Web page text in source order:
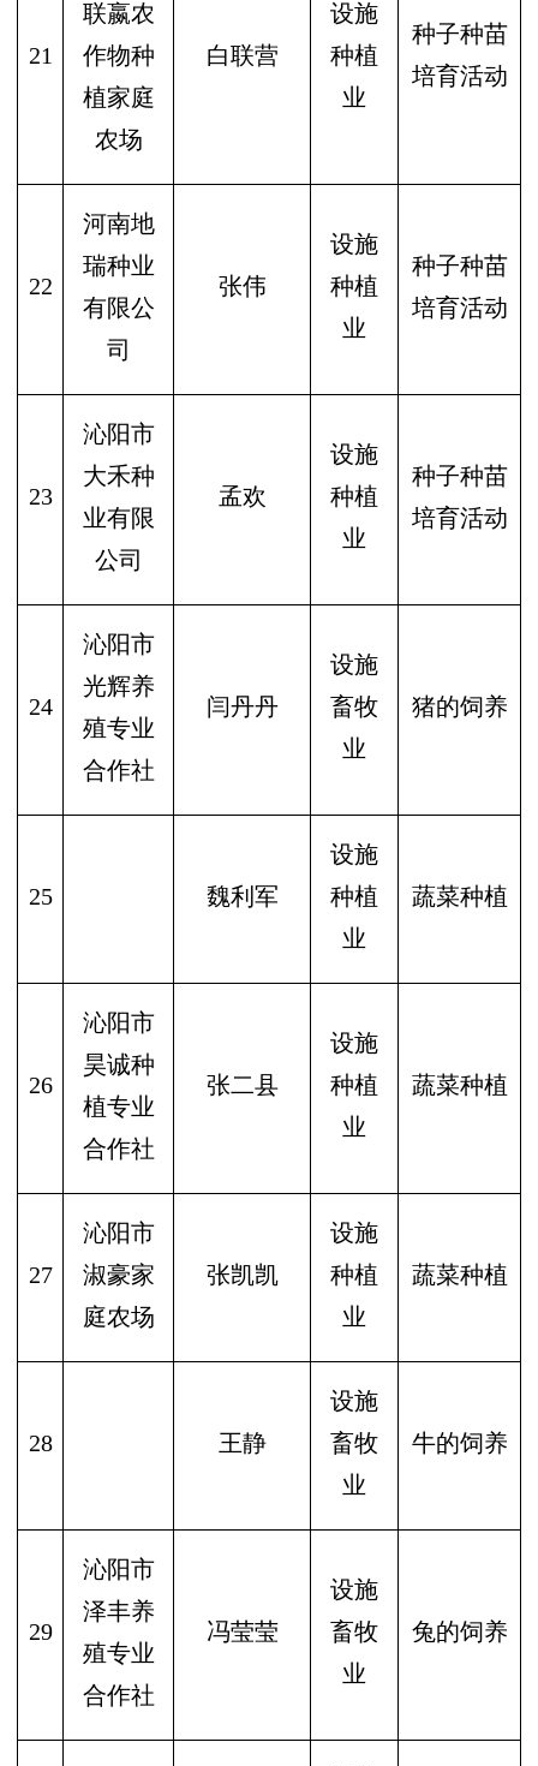
21
联嬴农
作物种
植家庭
农场
白联营
设施
种植
业
种子种苗
培育活动
22
河南地
瑞种业
有限公
司
张伟
设施
种植
业
种子种苗
培育活动
23
沁阳市
大禾种
业有限
公司
孟欢
设施
种植
业
种子种苗
培育活动
24
沁阳市
光辉养
殖专业
合作社
闫丹丹
设施
畜牧
业
猪的饲养
25 魏利军
设施
种植
业
蔬菜种植
26
沁阳市
昊诚种
植专业
合作社
张二县
设施
种植
业
蔬菜种植
27
沁阳市
淑豪家
庭农场
张凯凯
设施
种植
业
蔬菜种植
28 王静
设施
畜牧
业
牛的饲养
29
沁阳市
泽丰养
殖专业
合作社
冯莹莹
设施
畜牧
业
兔的饲养